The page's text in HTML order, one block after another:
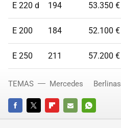
E 220 d 194 53.350 €
E 200 184 52.100 €
E 250 211 57.200 €
FACEBOOKTWITTERFLIPBOARD
E-
WHATSAPP
TEMAS Mercedes Berlinas